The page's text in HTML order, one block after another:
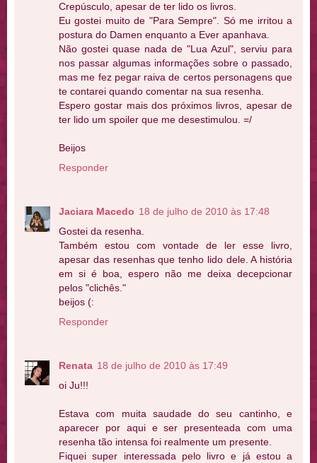
Crepúsculo, apesar de ter lido os livros.
Eu gostei muito de "Para Sempre". Só me irritou a
postura do Damen enquanto a Ever apanhava.
Não gostei quase nada de "Lua Azul", serviu para
nos passar algumas informações sobre o passado,
mas me fez pegar raiva de certos personagens que
te contarei quando comentar na sua resenha.
Espero gostar mais dos próximos livros, apesar de
ter lido um spoiler que me desestimulou. =/
Beijos
Responder
Jaciara Macedo 18 de julho de 2010 às 17:48
Gostei da resenha.
Também estou com vontade de ler esse livro,
apesar das resenhas que tenho lido dele. A história
em si é boa, espero não me deixa decepcionar
pelos "clichês."
beijos (:
Responder
Renata 18 de julho de 2010 às 17:49
oi Ju!!!
Estava com muita saudade do seu cantinho, e
aparecer por aqui e ser presenteada com uma
resenha tão intensa foi realmente um presente.
Fiquei super interessada pelo livro e já estou a